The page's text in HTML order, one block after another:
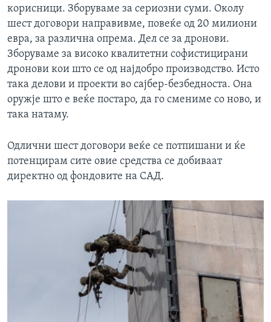
корисници. Зборуваме за сериозни суми. Околу
шест договори направивме, повеќе од 20 милиони
евра, за различна опрема. Дел се за дронови.
Зборуваме за високо квалитетни софистицирани
дронови кои што се од најдобро производство. Исто
така делови и проекти во сајбер-безбедноста. Она
оружје што е веќе постаро, да го смениме со ново, и
така натаму.
Одлични шест договори веќе се потпишани и ќе
потенцирам сите овие средства се добиваат
директно од фондовите на САД.